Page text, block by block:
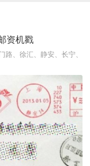
资机戳
、徐汇、静安、长宁、